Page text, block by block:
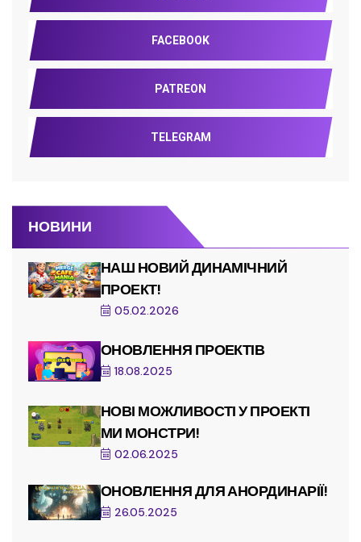
FACEBOOK
PATREON
TELEGRAM
НОВИНИ
НАШ НОВИЙ ДИНАМІЧНИЙ
ПРОЕКТ!
05.02.2026
ОНОВЛЕННЯ ПРОЕКТІВ
18.08.2025
НОВІ МОЖЛИВОСТІ У ПРОЕКТІ
МИ МОНСТРИ!
02.06.2025
ОНОВЛЕННЯ ДЛЯ АНОРДИНАРІЇ!
26.05.2025